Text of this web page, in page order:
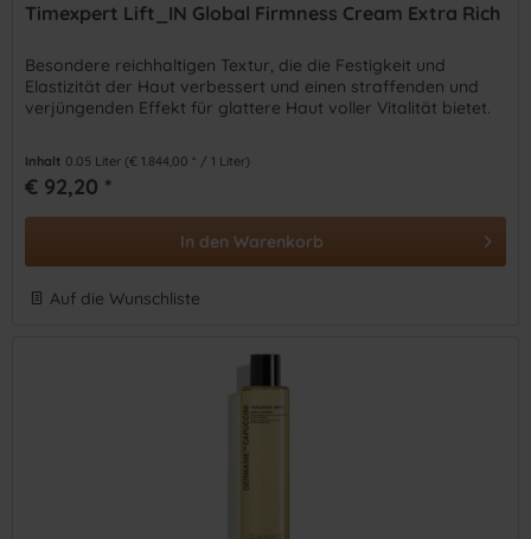
Timexpert Lift_IN Global Firmness Cream Extra Rich
Besondere reichhaltigen Textur, die die Festigkeit und
Elastizität der Haut verbessert und einen straffenden und
verjüngenden Effekt für glattere Haut voller Vitalität bietet.
Inhalt 0.05 Liter (€ 1.844,00 * / 1 Liter)
€ 92,20 *
In den Warenkorb
Auf die Wunschliste